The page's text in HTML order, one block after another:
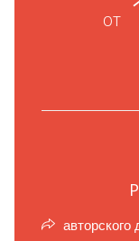
от
авторского